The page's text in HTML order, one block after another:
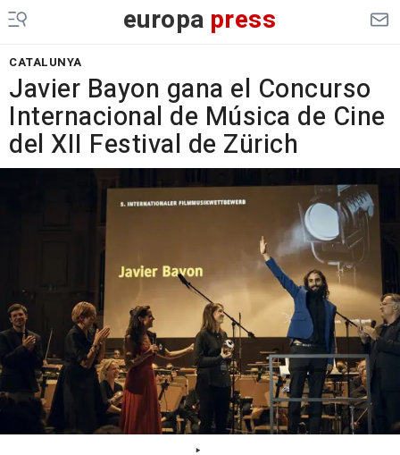
europa press
CATALUNYA
Javier Bayon gana el Concurso
Internacional de Música de Cine
del XII Festival de Zürich